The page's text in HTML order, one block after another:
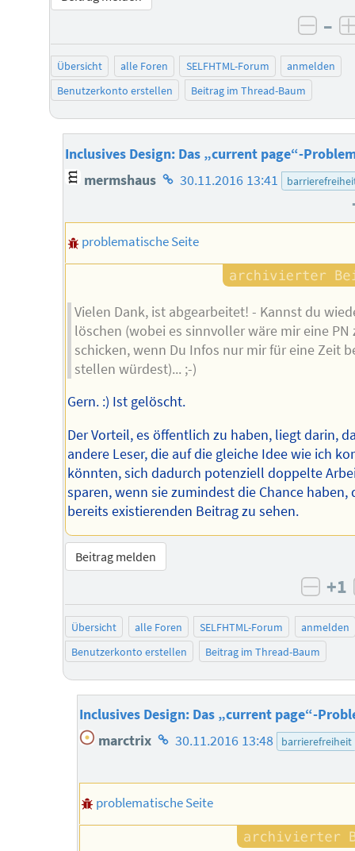
–
Übersicht alle Foren SELFHTML-Forum
anmelden
Benutzerkonto erstellen
Beitrag im Thread-Baum
Inclusives Design: Das „current page“-
mermshaus Homepage
Autors
30.11.2016 13:41
problematische Seite
Vielen Dank, ist abgearbeitet! - Kannst du
löschen (wobei es sinnvoller wäre mir eine PN
schicken, wenn Du Infos nur mir für eine Zeit
stellen würdest)... ;-)
Gern. :) Ist gelöscht.
Der Vorteil, es öffentlich zu haben, liegt darin,
andere Leser, die auf die gleiche Idee wie ich
könnten, sich dadurch potenziell doppelte
sparen, wenn sie zumindest die Chance haben,
bereits existierenden Beitrag zu sehen.
Beitrag melden
+1
Übersicht alle Foren SELFHTML-Forum
anmelden
Benutzerkonto erstellen
Beitrag im Thread-Baum
Inclusives Design: Das „current page“-
marctrix Homepage
Autors
30.11.2016 13:48 barrierefreiheit
problematische Seite